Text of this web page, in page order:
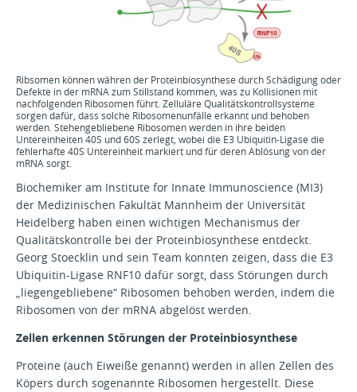
Ribsomen können währen der Proteinbiosynthese durch Schädigung oder
Defekte in der mRNA zum Stillstand kommen, was zu Kollisionen mit
nachfolgenden Ribosomen führt. Zelluläre Qualitätskontrollsysteme
sorgen dafür, dass solche Ribosomenunfälle erkannt und behoben
werden. Stehengebliebene Ribosomen werden in ihre beiden
Untereinheiten 40S und 60S zerlegt, wobei die E3 Ubiquitin-Ligase die
fehlerhafte 40S Untereinheit markiert und für deren Ablösung von der
mRNA sorgt.
Biochemiker am Institute for Innate Immunoscience (MI3)
der Medizinischen Fakultät Mannheim der Universität
Heidelberg haben einen wichtigen Mechanismus der
Qualitätskontrolle bei der Proteinbiosynthese entdeckt.
Georg Stoecklin und sein Team konnten zeigen, dass die E3
Ubiquitin-Ligase RNF10 dafür sorgt, dass Störungen durch
„liegengebliebene“ Ribosomen behoben werden, indem die
Ribosomen von der mRNA abgelöst werden.
Zellen erkennen Störungen der Proteinbiosynthese
Proteine (auch Eiweiße genannt) werden in allen Zellen des
Köpers durch sogenannte Ribosomen hergestellt. Diese